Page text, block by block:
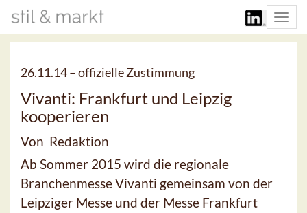
26.11.14 –offizielle Zustimmung
Vivanti: Frankfurt und Leipzig
kooperieren
Von Redaktion
Ab Sommer 2015 wird die regionale
Branchenmesse Vivanti gemeinsam von der
Leipziger Messe und der Messe Frankfurt